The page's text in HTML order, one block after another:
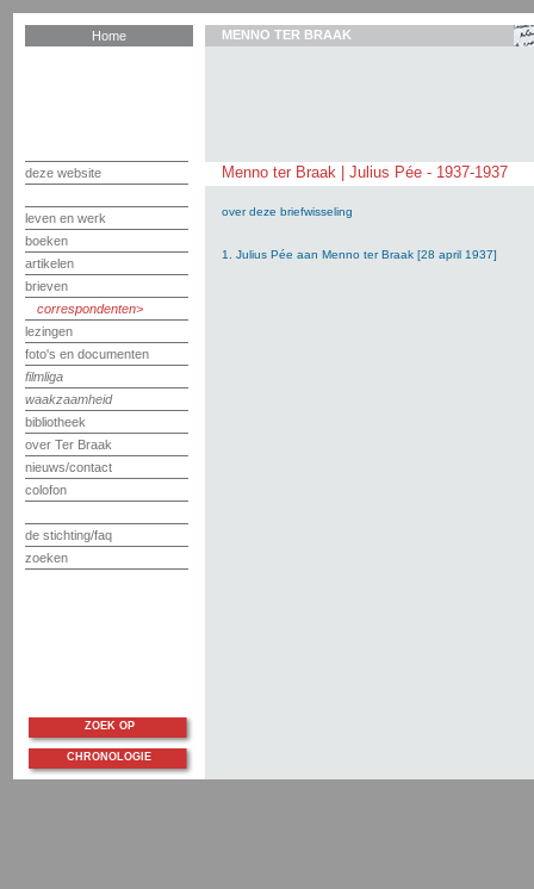
Home
deze website
leven en werk
boeken
artikelen
brieven
correspondenten
lezingen
foto's en documenten
filmliga
waakzaamheid
bibliotheek
over Ter Braak
nieuws/contact
colofon
de stichting/faq
zoeken
MENNO TER BRAAK
Menno ter Braak | Julius Pée - 1937-1937
over deze briefwisseling
1. Julius Pée aan Menno ter Braak [28 april 1937]
ZOEK OP
CHRONOLOGIE